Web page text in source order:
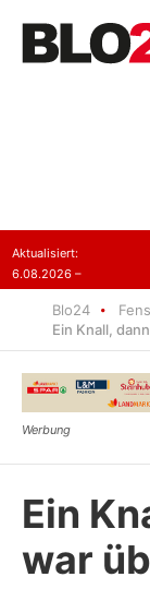
Aktualisiert:
6.08.2026 –
Blo24
Ein Knall,
Ein
war